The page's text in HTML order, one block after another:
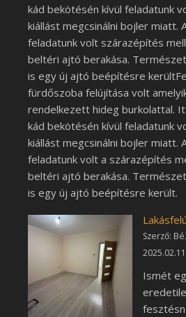
kád bekötésén kívül feladatunk
kiállást megcsinálni bojler miatt.
feladatunk volt szárazépítés
beltéri ajtó berakása.
is egy új ajtó beépítésre
fürdőszoba felújítása volt
rendelkezett hideg burkolattal.
kád bekötésén kívül feladatunk
kiállást megcsinálni bojler miatt.
feladatunk volt a szárazépítés
beltéri ajtó berakása.
is egy új ajtó beépítésre került.
Szerző:
Ismét